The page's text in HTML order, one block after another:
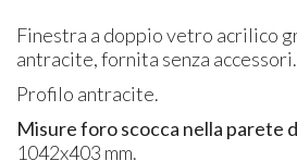
Finestra a doppio vetro acrilico
antracite, fornita senza accessori.
Profilo antracite.
Misure foro scocca nella parete
1042x403 mm.